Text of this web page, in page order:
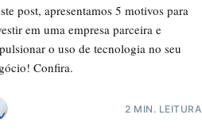
post, apresentamos 5 motivos para
em uma empresa parceira e
o uso de tecnologia no seu
Confira.
2 MIN. LEITURA